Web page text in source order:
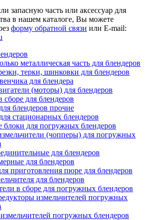
запасную часть или аксессуар для
в нашем каталоге, Вы можете
форму обратной связи или E-mail:
металлическая часть для блендеров
терки, шинковки для блендеров
для блендера
(моторы) для блендеров
для блендеров
блендеров прочие
стационарных блендеров
для погружных блендеров
(чопперы) для погружных
для блендеров
для блендеров
приготовления пюре для блендеров
для блендеров
в сборе для погружных блендеров
измельчителей погружных
погружных блендеров